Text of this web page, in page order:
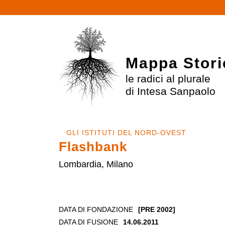
Mappa
le radici al plurale
di Intesa Sanpaolo
GLI ISTITUTI DEL NORD-OVEST
Flashbank
Lombardia, Milano
DATA DI FONDAZIONE
[PRE 2002]
DATA DI FUSIONE
14.06.2011